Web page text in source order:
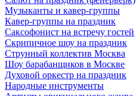
Музыканты и кавер-группы
Кавер-группы на праздник
Саксофонист на встречу гостей
Скрипичное шоу на праздник
Струнный коллектив Москва
Шоу барабанщиков в Москве
Духовой оркестр на праздник
Народные инструменты